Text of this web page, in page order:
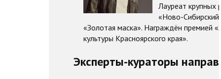
Лауреат крупных
«Ново-Сибирский
«Золотая маска». Награждён премией
культуры Красноярского края».
Эксперты-кураторы